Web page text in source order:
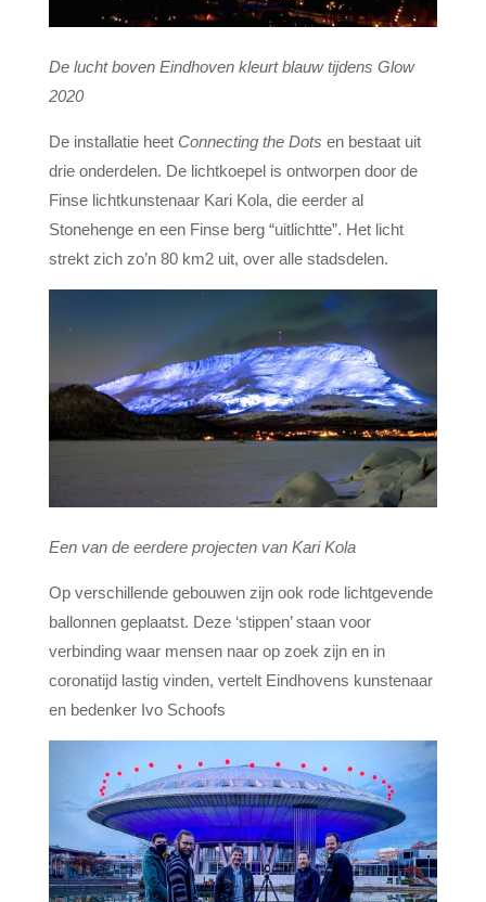
De lucht boven Eindhoven kleurt blauw tijdens Glow
2020
De installatie heet Connecting the Dots en bestaat uit
drie onderdelen. De lichtkoepel is ontworpen door de
Finse lichtkunstenaar Kari Kola, die eerder al
Stonehenge en een Finse berg “uitlichtte”. Het licht
strekt zich zo’n 80 km2 uit, over alle stadsdelen.
Een van de eerdere projecten van Kari Kola
Op verschillende gebouwen zijn ook rode lichtgevende
ballonnen geplaatst. Deze ‘stippen’ staan voor
verbinding waar mensen naar op zoek zijn en in
coronatijd lastig vinden, vertelt Eindhovens kunstenaar
en bedenker Ivo Schoofs